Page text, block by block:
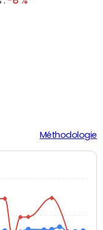
Méthodologie